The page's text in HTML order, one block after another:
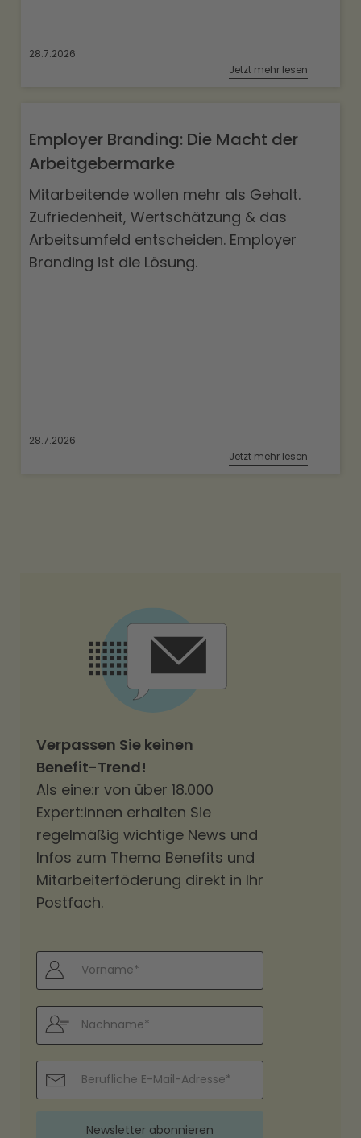
28.7.2026
Jetzt mehr lesen
Employer Branding: Die Macht der
Arbeitgebermarke
Mitarbeitende wollen mehr als Gehalt.
Zufriedenheit, Wertschätzung & das
Arbeitsumfeld entscheiden. Employer
Branding ist die Lösung.
28.7.2026
Jetzt mehr lesen
Verpassen Sie keinen
Benefit-Trend!
Als eine:r von über 18.000
Expert:innen erhalten Sie
regelmäßig wichtige News und
Infos zum Thema Benefits und
Mitarbeiterföderung direkt in Ihr
Postfach.